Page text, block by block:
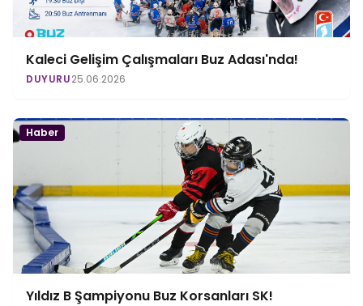
Kaleci Gelişim Çalışmaları Buz Adası'nda!
DUYURU25.06.2026
Haber
Yıldız B Şampiyonu Buz Korsanları SK!